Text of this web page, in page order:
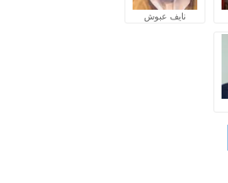
نايف عبوش